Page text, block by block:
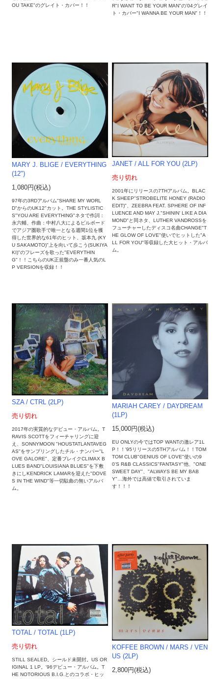
OU TAKE"のグレイト・カバー！！
R"I WANT TO BE YOUR MAN"の'04グレイ
ト・カバー"I WANNA BE YOUR MAN"！！
MARY J. BLIGE / EVERYTHING
(12")
1,080円(税込)
97年の3RDアルバム"SHARE MY WORL
D"からのUK12"カット。THE STYLISTIC
S"YOU ARE EVERYTHING"ネタで作詞：
永六輔、作曲：中村八大によるビルボード
でアジア圏歌手で唯一となる週間1位を獲
得した世界的な61年のヒット、坂本九 (KY
U SAKAMOTO)"上を向いて歩こう(SUKIYA
KI)"のフレーズを歌った"EVERYTHIN
G"！！こちらのUK正規盤のみ一番人気のL
P VERSIONを収録！！
JANET / ALL FOR YOU (2LP)
売り切れ
2001年にリリースの7THアルバム。BLAC
K SHEEP"STROBELITE HONEY (RADIO
EDIT)"、ZEEBRA FEAT. SPHERE OF INF
LUENCE AND MAY J."SHININ' LIKE A DIA
MOND"と同ネタ、LUTHER VANDROSSを
フューチャーしたディスコ名曲CHANGE"T
HE GLOW OF LOVE"使いでヒットした"A
LL FOR YOU"等収録した大ヒット・アルバ
ム。
SZA / CTRL (2LP)
売り切れ
2017年の実質的なデビュー・アルバム。T
RAVIS SCOTTをフィーチャリングに迎
え、SONNYMOON "HOUSTATLANTAVEG
AS"をサンプリングしたチル・ナンバー"L
OVE GALORE"、定番ブレイクCLIMAX B
LUES BAND"LOUISIANA BLUES"を下敷
きにしKENDRICK LAMARを迎えた"DOVE
S IN THE WIND"等一切駄曲の無いアルバ
ム。
MARIAH CAREY / DAYDREAM
(1LP)
15,000円(税込)
EU ONLYの今ではTOP WANTの激レア1L
P！！'95リリースの5THアルバム！！TOM
TOM CLUB"GENIUS OF LOVE"使いの9
0'S R&B CLASSICS"FANTASY"他、"ONE
SWEET DAY"、"ALWAYS BE MY BAB
Y"…海外では高値で取引されていま
す！！！
TOTAL / TOTAL (1LP)
売り切れ
STILL SEALED。シールド未開封。US OR
IGINAL 1 LP。'96デビュー・アルバム。T
HE NOTORIOUS B.I.G.とのコラボ・ヒッ
KOFFEE BROWN / MARS / VEN
US (2LP)
2,800円(税込)